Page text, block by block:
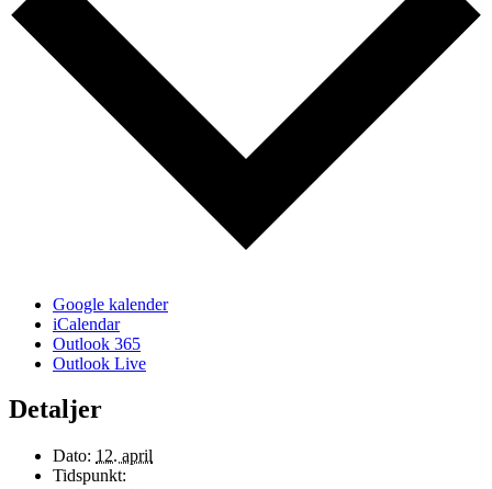
Google kalender
iCalendar
Outlook 365
Outlook Live
Detaljer
Dato: 12. april
Tidspunkt: